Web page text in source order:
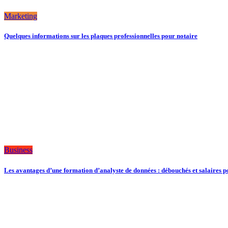
Marketing
Quelques informations sur les plaques professionnelles pour notaire
Business
Les avantages d’une formation d’analyste de données : débouchés et salaires